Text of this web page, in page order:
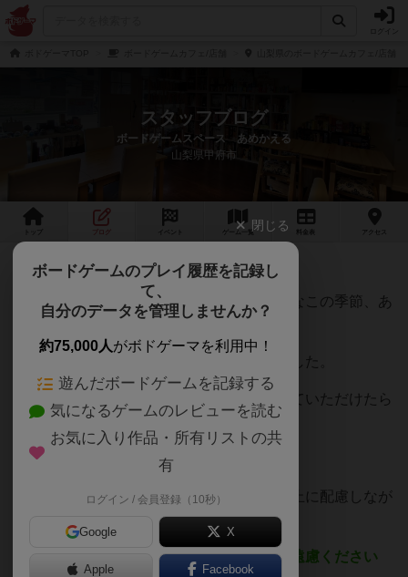
スタッフブログ
ボードゲームスペース あめかえる
山梨県甲府市
ゲーム 一覧 料金 アクセス
２０２３年２月スケジュール
寒いですね！！なかなか外に出るのが億劫なこの季節、あ
めかえるでボードゲームはいかがですか。
が加わりました。
遊びたいけど週末は・・・というかたも来ていただけたら
なと思います。
ボードゲームスペースあめかえるは感染防止に配慮しなが
ら２月は以下のとおり営業をします。
※健康に少しでも不安のある方の入場はご遠慮ください
閉じる
ボードゲームのプレイ履歴を記録し
て、
自分のデータを管理しませんか？
約75,000人がボドゲーマを利用中！
遊んだボードゲームを記録する
気になるゲームのレビューを読む
お気に入り作品・所有リストの共
有
ログイン / 会員登録（10秒）
Google X
Apple Facebook